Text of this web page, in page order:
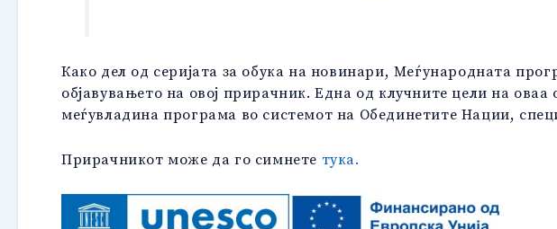
Како дел од серијата за обука на новинари, Меѓународната
објавувањето на овој прирачник. Една од клучните цели на
меѓувладина програма во системот на Обединетите Нации,
Прирачникот може да го симнете тука.